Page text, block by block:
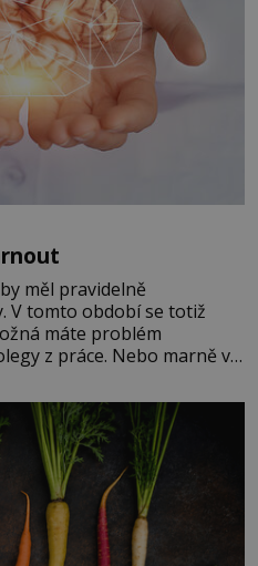
měl pravidelně
V tomto období se totiž
máte problém
z práce. Nebo marně v
kdyby se paměť